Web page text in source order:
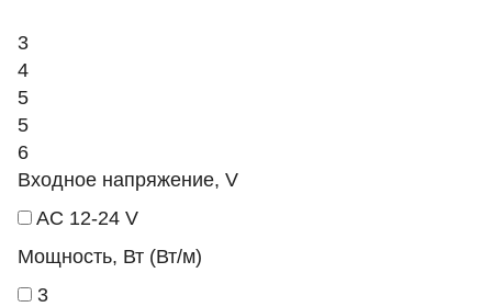
3
4
5
5
6
Входное напряжение, V
AC 12-24 V
Мощность, Вт (Вт/м)
3